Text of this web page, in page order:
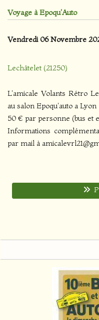
Voyage à Epoqu'Auto
Vendredi 06 Novembre
Lechâtelet (21250)
L'amicale Volants Rétro
au salon Epoqu'auto a
50 € par personne (bus et
Informations
par mail à